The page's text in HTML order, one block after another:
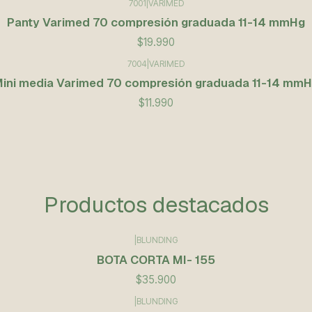
7001 VARIMED
Panty Varimed 70 compresión graduada 11-14 mmHg
$19.990
7004 VARIMED
media Varimed 70 compresión graduada 11-14
$11.990
Productos destacados
BLUNDING
BOTA CORTA MI- 155
$35.900
BLUNDING